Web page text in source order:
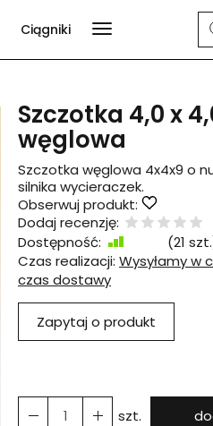
Ciągniki
Szczotka 4,0 x
węglowa
Szczotka węglowa 4x4x9 o
silnika wycieraczek.
Obserwuj produkt:
Dodaj recenzję:
Dostępność:
(21
Czas realizacji: Wysyłamy w
czas dostawy
Zapytaj o produkt
szt.